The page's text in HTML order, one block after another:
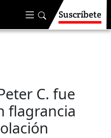
Suscríbete
C. fue
flagrancia